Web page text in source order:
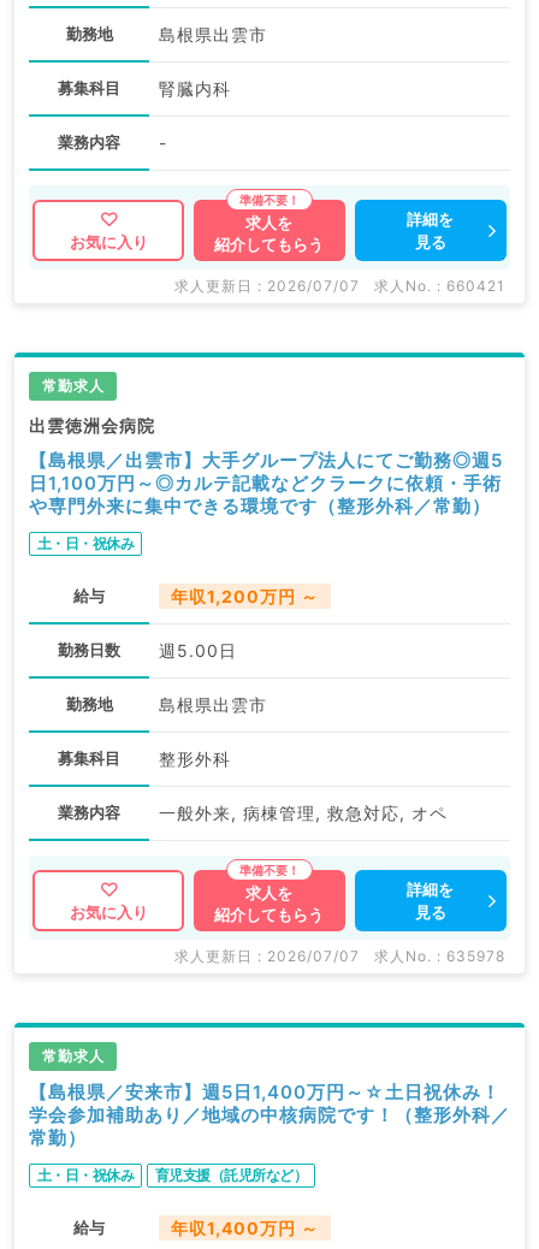
勤務地 島根県出雲市
募集科目 腎臓内科
業務内容 -
お気に入り
求人を
紹介してもらう
詳細を
見る
求人更新日 : 2026/07/07 求人No. : 660421
常勤求人
出雲徳洲会病院
【島根県／出雲市】大手グループ法人にてご勤務◎週5
日1,100万円～◎カルテ記載などクラークに依頼・手術
や専門外来に集中できる環境です（整形外科／常勤）
土・日・祝休み
給与 年収1,200万円 ～
勤務日数 週5.00日
勤務地 島根県出雲市
募集科目 整形外科
業務内容 一般外来, 病棟管理, 救急対応, オペ
お気に入り
求人を
紹介してもらう
詳細を
見る
求人更新日 : 2026/07/07 求人No. : 635978
常勤求人
【島根県／安来市】週5日1,400万円～☆土日祝休み！
学会参加補助あり／地域の中核病院です！（整形外科／
常勤）
土・日・祝休み 育児支援（託児所など）
給与 年収1,400万円 ～